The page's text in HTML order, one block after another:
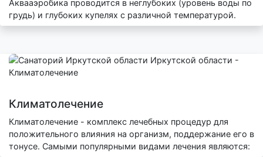
Аквааэробика проводится в неглубоких (уровень воды по
грудь) и глубоких купелях с различной температурой.
Климатолечение
Климатолечение - комплекс лечебных процедур для
положительного влияния на организм, поддержание его в
тонусе. Самыми популярными видами лечения являются: